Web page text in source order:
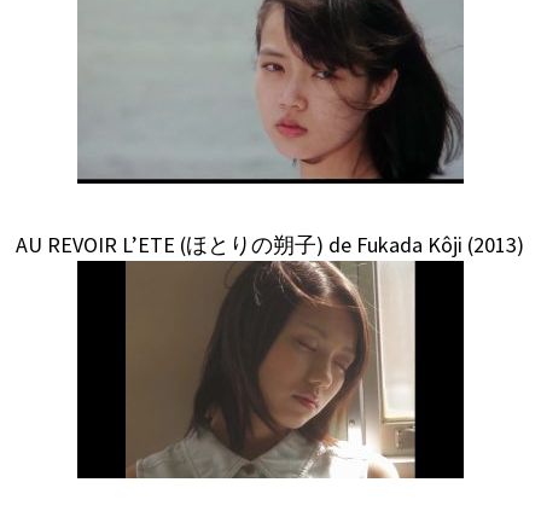
AU REVOIR L’ETE (ほとりの朔子) de Fukada Kôji (2013)